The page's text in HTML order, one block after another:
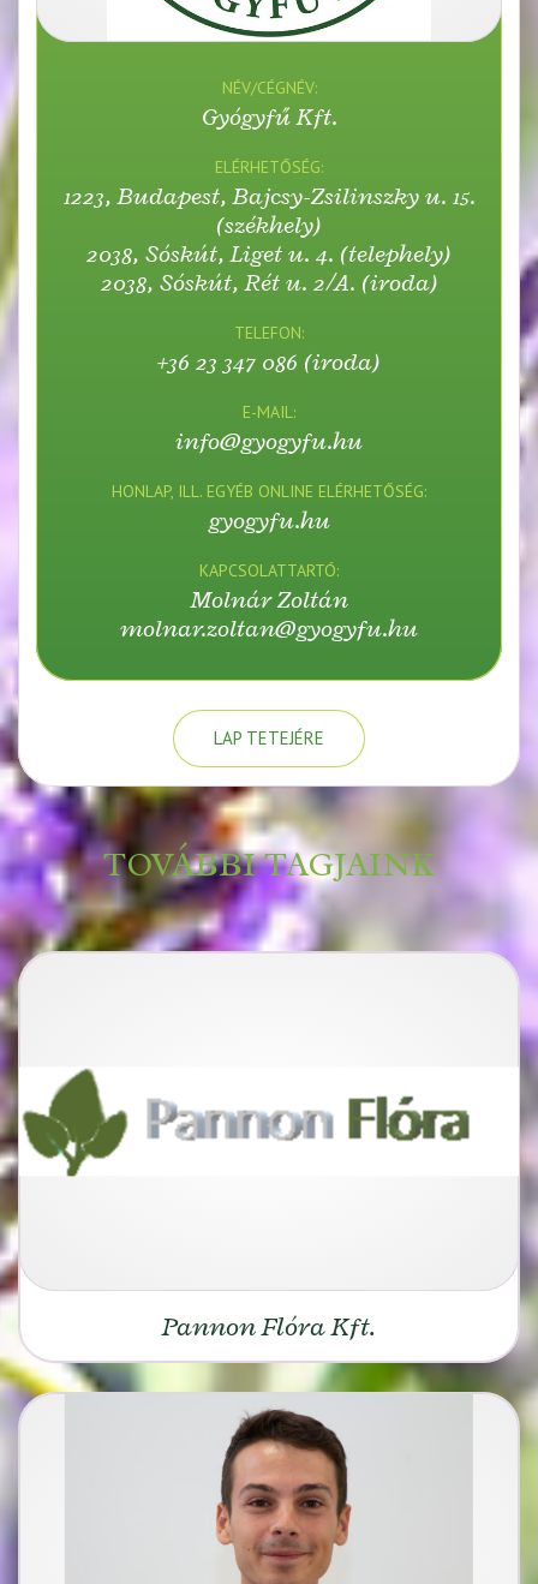
NÉV/CÉGNÉV:
Gyógyfű Kft.
ELÉRHETŐSÉG:
1223, Budapest, Bajcsy-Zsilinszky u. 15.
(székhely)
2038, Sóskút, Liget u. 4. (telephely)
2038, Sóskút, Rét u. 2/A. (iroda)
TELEFON:
+36 23 347 086 (iroda)
E-MAIL:
info@gyogyfu.hu
HONLAP, ILL. EGYÉB ONLINE ELÉRHETŐSÉG:
gyogyfu.hu
KAPCSOLATTARTÓ:
Molnár Zoltán
molnar.zoltan@gyogyfu.hu
LAP TETEJÉRE
TOVÁBBI TAGJAINK
Pannon Flóra Kft.